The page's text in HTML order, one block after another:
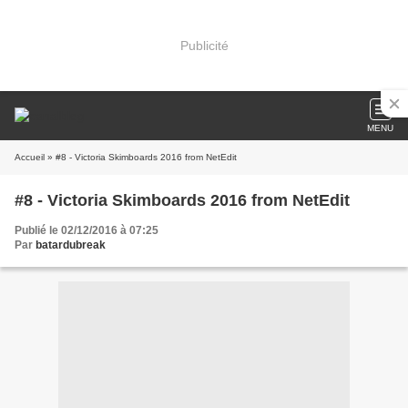
Publicité
MENU
Accueil » #8 - Victoria Skimboards 2016 from NetEdit
#8 - Victoria Skimboards 2016 from NetEdit
Publié le 02/12/2016 à 07:25
Par batardubreak